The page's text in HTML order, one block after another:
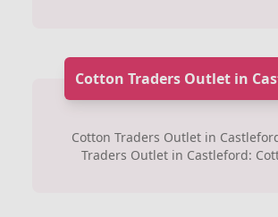
Cotton Traders Outlet in
Cotton Traders Outlet in
Traders Outlet in Castleford: